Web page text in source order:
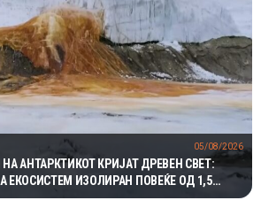
АНТАРКТИКОТ КРИЈАТ ДРЕВЕН СВЕТ:
ЕКОСИСТЕМ ИЗОЛИРАН ПОВЕЌЕ ОД 1,5
05/08/2026